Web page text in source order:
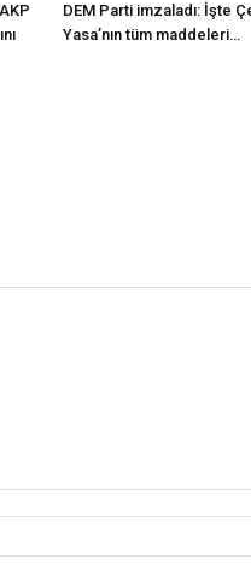
DEM Parti imzaladı: İşte
Yasa’nın tüm maddeleri…